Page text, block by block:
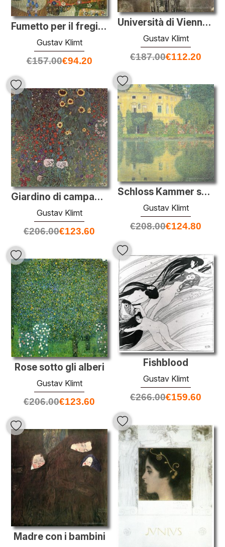
Fumetto per il fregio della villa Stoclet a Bruxelles: Adempimen
Gustav Klimt
€157.00€94.20
Università di Vienna dipinti a parete (Medicina), stato finale
Gustav Klimt
€187.00€112.20
Schloss Kammer sul Attersee IV
Gustav Klimt
€208.00€124.80
Giardino di campagna con girasoli
Gustav Klimt
€206.00€123.60
Fishblood
Gustav Klimt
€266.00€159.60
Rose sotto gli alberi
Gustav Klimt
€206.00€123.60
Madre con i bambini